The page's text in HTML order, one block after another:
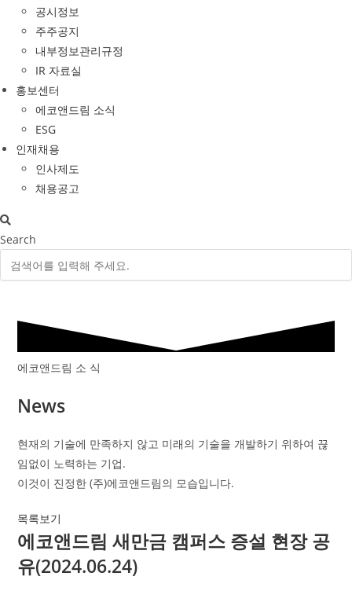
공시정보
주주공지
내부정보관리규정
IR 자료실
홍보센터
에코앤드림 소식
ESG
인재채용
인사제도
채용공고
Search
에코앤드림 소 식
News
현재의 기술에 만족하지 않고 미래의 기술을 개발하기 위하여 끊
임없이 노력하는 기업.
이것이 진정한 (주)에코앤드림의 모습입니다.
목록보기
에코앤드림 새만금 캠퍼스 증설 현장 공
유(2024.06.24)